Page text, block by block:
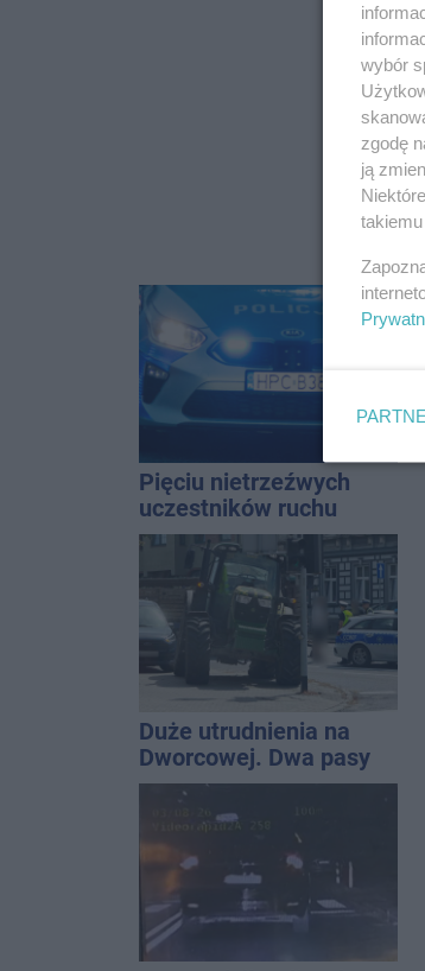
Pięciu nietrzeźwych
uczestników ruchu
wpadło w ręce policji.
Rekordzista miał 2,6
promila
Duże utrudnienia na
Dworcowej. Dwa pasy
blokowała przyczepa od
ciągnika
wybór
zgodę
ją